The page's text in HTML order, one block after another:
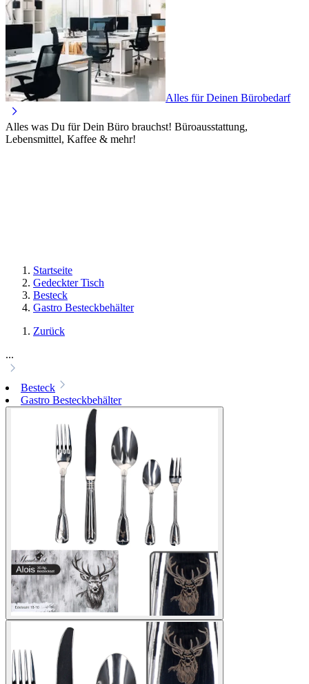
Alles für Deinen Bürobedarf
Alles was Du für Dein Büro brauchst! Büroausstattung,
Lebensmittel, Kaffee & mehr!
Startseite
Gedeckter Tisch
Besteck
Gastro Besteckbehälter
Zurück
...
Besteck
Gastro Besteckbehälter